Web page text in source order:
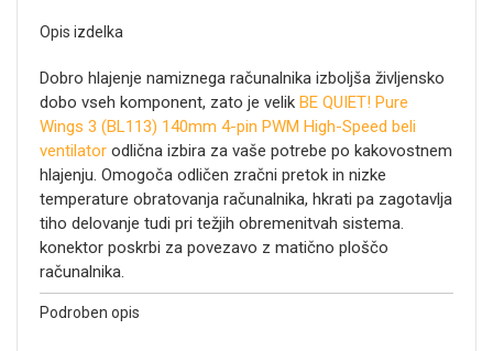
Opis izdelka
Dobro hlajenje namiznega računalnika izboljša življensko
dobo vseh komponent, zato je velik BE QUIET! Pure
Wings 3 (BL113) 140mm 4-pin PWM High-Speed beli
ventilator odlična izbira za vaše potrebe po kakovostnem
hlajenju. Omogoča odličen zračni pretok in nizke
temperature obratovanja računalnika, hkrati pa zagotavlja
tiho delovanje tudi pri težjih obremenitvah sistema.
konektor poskrbi za povezavo z matično ploščo
računalnika.
Podroben opis